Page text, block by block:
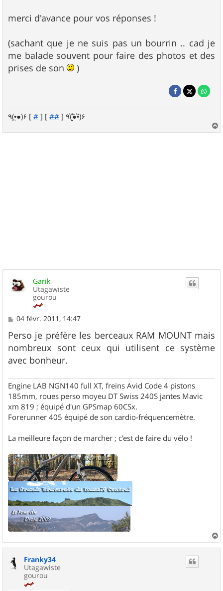
merci d'avance pour vos réponses !
(sachant que je ne suis pas un bourrin .. cad je
me balade souvent pour faire des photos et des
prises de son
)
٩(•̪●)۶ [ # ] [ ## ] ٩(̾●̮̮̃̾•̃̾)۶
a
Garik
Utagawiste
gourou
M
s
s
a
g
e
04 févr. 2011, 14:47
Perso je préfère les berceaux RAM MOUNT mais
nombreux sont ceux qui utilisent ce système
avec bonheur.
Engine LAB NGN140 full XT, freins Avid Code 4 pistons
185mm, roues perso moyeu DT Swiss 240S jantes Mavic
xm 819 ; équipé d'un GPSmap 60CSx.
Forerunner 405 équipé de son cardio-fréquencemètre.
La meilleure façon de marcher ; c'est de faire du vélo !
a
Franky34
Utagawiste
gourou